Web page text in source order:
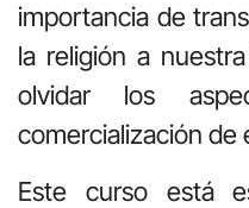
importancia de
la religión a
olvidar los
comercialización de
Este curso está